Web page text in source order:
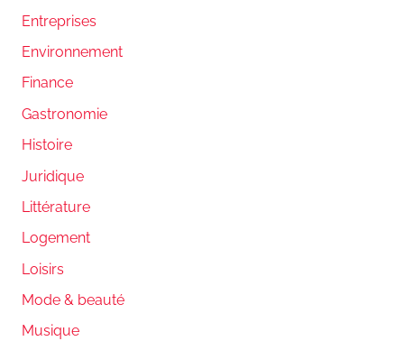
Entreprises
Environnement
Finance
Gastronomie
Histoire
Juridique
Littérature
Logement
Loisirs
Mode & beauté
Musique